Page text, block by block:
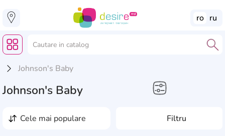
ro ru
Johnson's Baby
Johnson's Baby
Filtru
cele mai populare